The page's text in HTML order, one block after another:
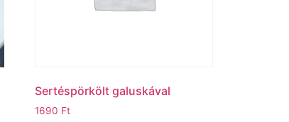
Sertéspörkölt galuskával
1690 Ft